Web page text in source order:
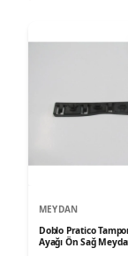
MEYDAN
Doblo Pratico
Ayağı Ön Sağ